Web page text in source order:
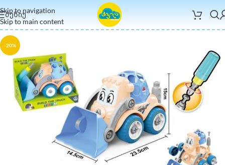
Skip to navigation
Skip to main content
ᲛᲔᲜᲘᲣ
-20%